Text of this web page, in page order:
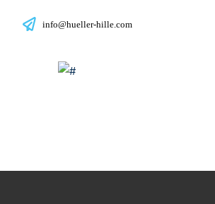
info@hueller-hille.com